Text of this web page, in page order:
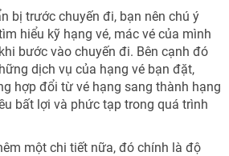
bị trước chuyến đi, bạn nên chú ý
hiểu kỹ hạng vé, mác vé của mình
bước vào chuyến đi. Bên cạnh đó
dịch vụ của hạng vé bạn đặt,
hợp đổi từ vé hạng sang thành hạng
bất lợi và phức tạp trong quá trình
một chi tiết nữa, đó chính là độ